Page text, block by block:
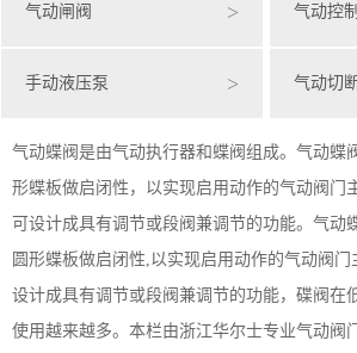
气动闸阀 > 气动控
手动液压泵 > 气动切
气动蝶阀是由气动执行器和蝶阀组成。气动蝶
形蝶板做启闭性，以实现启用动作的气动阀门
可设计成具有调节或段阀兼调节的功能。气动
圆形蝶板做启闭性,以实现启用动作的气动阀门
设计成具有调节或段阀兼调节的功能，碟阀在
使用越来越多。本栏由浙江华尔士专业气动阀